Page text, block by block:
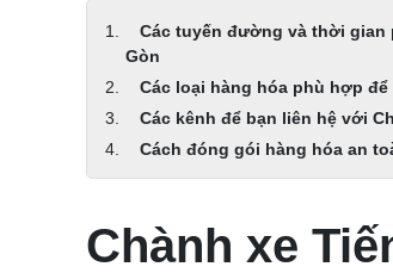
Các tuyến đường và thời gian
Gòn
Các loại hàng hóa phù hợp
Các kênh để bạn liên hệ với
Cách đóng gói hàng hóa an
Chành xe